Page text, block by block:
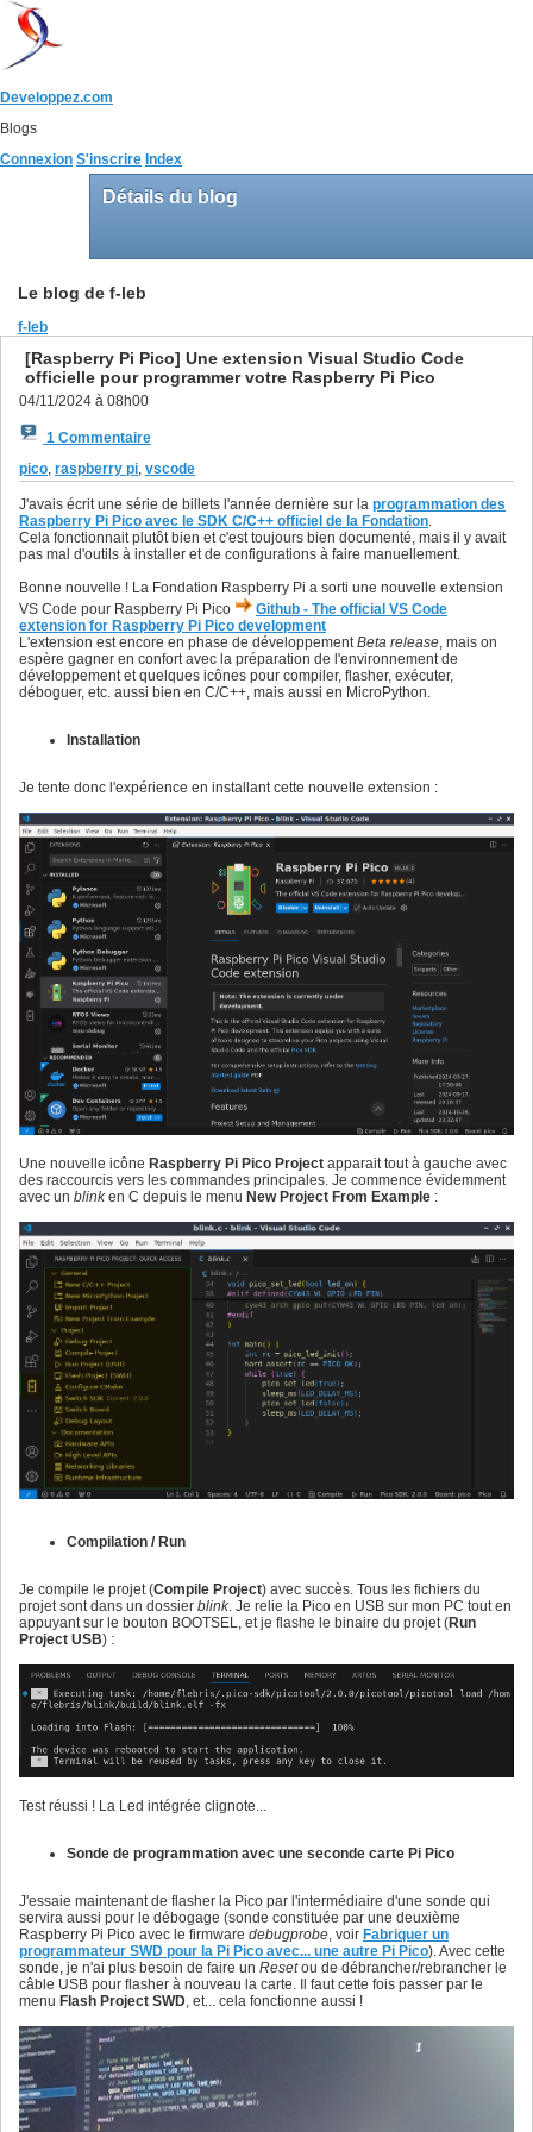
Developpez.com
Blogs
Connexion S'inscrire Index
Détails du blog
Le blog de f-leb
f-leb
[Raspberry Pi Pico] Une extension Visual Studio Code
officielle pour programmer votre Raspberry Pi Pico
04/11/2024 à 08h00
1 Commentaire
pico, raspberry pi, vscode
J'avais écrit une série de billets l'année dernière sur la programmation des
Raspberry Pi Pico avec le SDK C/C++ officiel de la Fondation.
Cela fonctionnait plutôt bien et c'est toujours bien documenté, mais il y avait
pas mal d'outils à installer et de configurations à faire manuellement.
Bonne nouvelle ! La Fondation Raspberry Pi a sorti une nouvelle extension
VS Code pour Raspberry Pi Pico
Github - The official VS Code
extension for Raspberry Pi Pico development
L'extension est encore en phase de développementBeta release, mais on
espère gagner en confort avec la préparation de l'environnement de
développement et quelques icônes pour compiler, flasher, exécuter,
déboguer, etc. aussi bien en C/C++, mais aussi en MicroPython.
Installation
Je tente donc l'expérience en installant cette nouvelle extension :
Une nouvelle icône Raspberry Pi Pico Project apparait tout à gauche avec
des raccourcis vers les commandes principales. Je commence évidemment
avec un blinken C depuis le menu New Project From Example :
Compilation / Run
Je compile le projet (Compile Project) avec succès. Tous les fichiers du
projet sont dans un dossier blink. Je relie la Pico en USB sur mon PC tout en
appuyant sur le bouton BOOTSEL, et je flashe le binaire du projet (Run
Project USB) :
Test réussi ! La Led intégrée clignote...
Sonde de programmation avec une seconde carte Pi Pico
J'essaie maintenant de flasher la Pico par l'intermédiaire d'une sonde qui
servira aussi pour le débogage (sonde constituée par une deuxième
Raspberry Pi Pico avec le firmware debugprobe, voir Fabriquer un
programmateur SWD pour la Pi Pico avec... une autre Pi Pico). Avec cette
sonde, je n'ai plus besoin de faire un Resetou de débrancher/rebrancher le
câble USB pour flasher à nouveau la carte. Il faut cette fois passer par le
menu Flash Project SWD, et... cela fonctionne aussi !